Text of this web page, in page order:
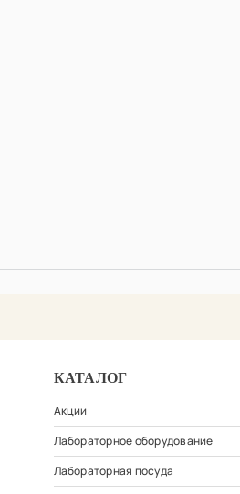
КАТАЛОГ
Акции
Лабораторное оборудование
Лабораторная посуда